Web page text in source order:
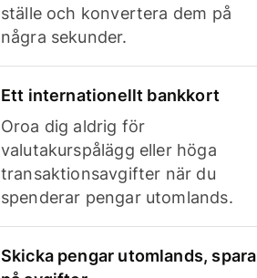
ställe och konvertera dem på
några sekunder.
Ett internationellt bankkort
Oroa dig aldrig för
valutakurspålägg eller höga
transaktionsavgifter när du
spenderar pengar utomlands.
Skicka pengar utomlands, spara